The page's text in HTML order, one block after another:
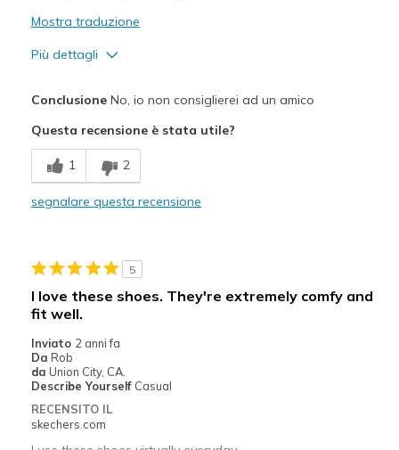
Mostra traduzione
Più dettagli
Wear Out Quickly
Migliori Utilizzi:
Casual Wear
Sizing
ConclusioneNo, io non consiglierei ad un amico
Questa recensione è stata utile?
1 2
segnalare questa recensione
5
I love these shoes. They're extremely comfy and
fit well.
Inviato 2 anni fa
Da Rob
da Union City, CA.
Describe Yourself Casual
RECENSITO IL
skechers.com